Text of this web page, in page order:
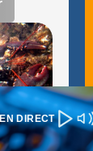
EN DIRECT